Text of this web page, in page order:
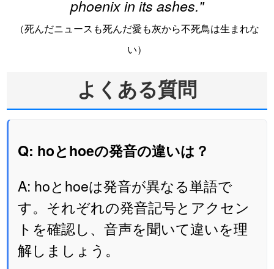
phoenix in its ashes."
（死んだニュースも死んだ愛も灰から不死鳥は生まれな
い）
よくある質問
Q: hoとhoeの発音の違いは？
A: hoとhoeは発音が異なる単語で
す。それぞれの発音記号とアクセン
トを確認し、音声を聞いて違いを理
解しましょう。